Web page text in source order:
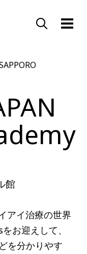
館
アイ治療の世界
お迎えして、
を分かりやす